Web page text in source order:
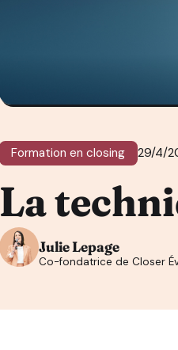
Formation en closing 29/4/
La
Julie Lepage
Co-fondatrice de Closer